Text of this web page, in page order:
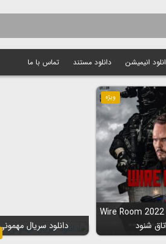
انیمیشن دانلود مستند تماس با ما
ویژه
دانلود فیلم Wire Room 2022
اتاق شنود
دانلود سریال